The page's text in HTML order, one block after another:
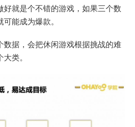
好就是个不错的游戏，如果三个数
能成为爆款。
数据，会把休闲游戏根据挑战的难
类。